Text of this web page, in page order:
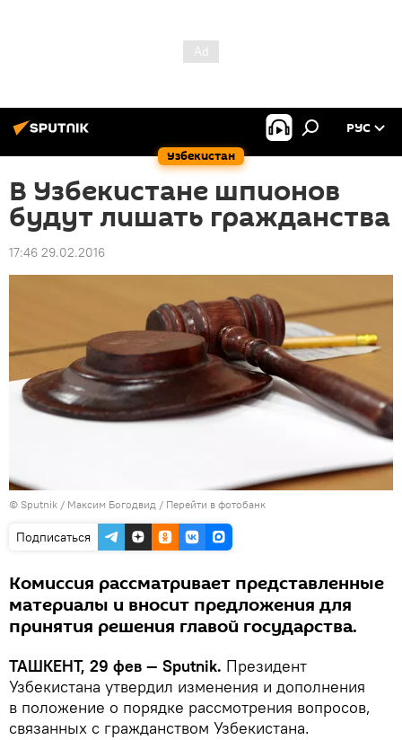
Узбекистан
РУС
В Узбекистане шпионов
будут лишать гражданства
17:46 29.02.2016
© Sputnik / Максим Богодвид / Перейти в фотобанк
Подписаться
Комиссия рассматривает представленные
материалы и вносит предложения для
принятия решения главой государства.
ТАШКЕНТ, 29 фев — Sputnik. Президент
Узбекистана утвердил изменения и дополнения
в положение о порядке рассмотрения вопросов,
связанных с гражданством Узбекистана.